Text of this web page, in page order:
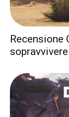
Recensione
sopravvivere